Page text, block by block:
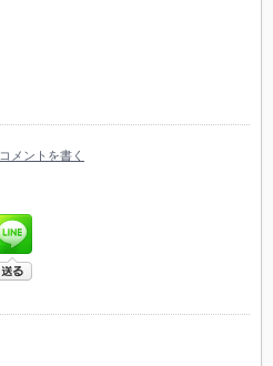
コメントを書く